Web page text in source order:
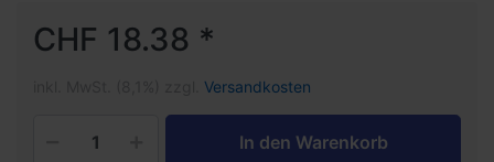
CHF 18.38 *
Versandkosten
In den Warenkorb